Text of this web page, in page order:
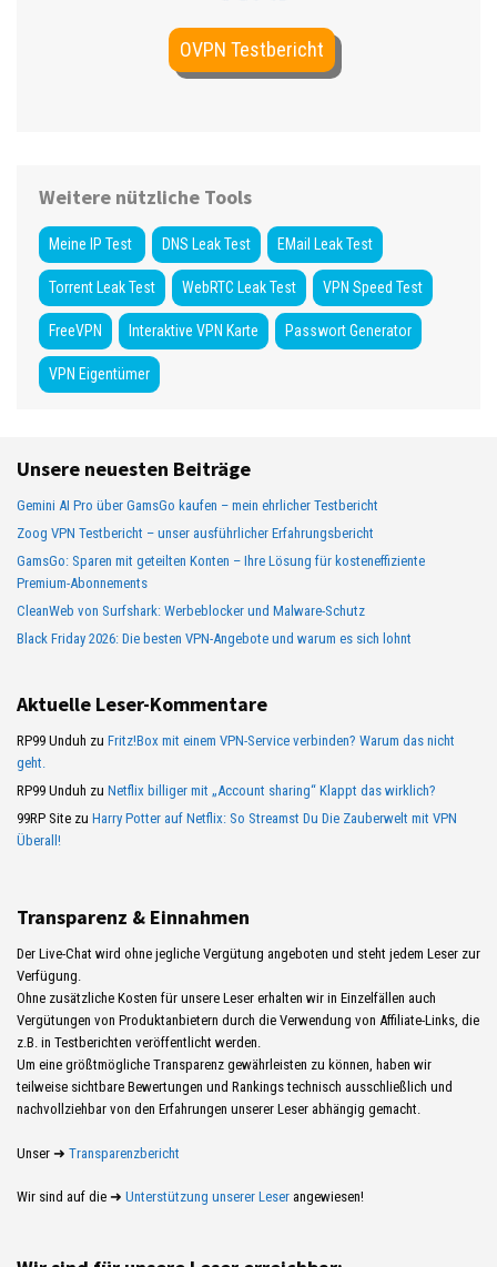
OVPN Testbericht
Weitere nützliche Tools
Meine IP Test DNS Leak Test EMail Leak Test
Torrent Leak Test WebRTC Leak Test VPN Speed Test
FreeVPN Interaktive VPN Karte Passwort Generator
VPN Eigentümer
Unsere neuesten Beiträge
Gemini AI Pro über GamsGo kaufen – mein ehrlicher Testbericht
Zoog VPN Testbericht – unser ausführlicher Erfahrungsbericht
GamsGo: Sparen mit geteilten Konten – Ihre Lösung für kosteneffiziente
Premium-Abonnements
CleanWeb von Surfshark: Werbeblocker und Malware-Schutz
Black Friday 2026: Die besten VPN-Angebote und warum es sich lohnt
Aktuelle Leser-Kommentare
RP99 Unduh zu Fritz!Box mit einem VPN-Service verbinden? Warum das nicht
geht.
RP99 Unduh zu Netflix billiger mit „Account sharing“ Klappt das wirklich?
99RP Site zu Harry Potter auf Netflix: So Streamst Du Die Zauberwelt mit VPN
Überall!
Transparenz & Einnahmen
Der Live-Chat wird ohne jegliche Vergütung angeboten und steht jedem Leser zur
Verfügung.
Ohne zusätzliche Kosten für unsere Leser erhalten wir in Einzelfällen auch
Vergütungen von Produktanbietern durch die Verwendung von Affiliate-Links, die
z.B. in Testberichten veröffentlicht werden.
Um eine größtmögliche Transparenz gewährleisten zu können, haben wir
teilweise sichtbare Bewertungen und Rankings technisch ausschließlich und
nachvollziehbar von den Erfahrungen unserer Leser abhängig gemacht.
Unser ➜ Transparenzbericht
Wir sind auf die ➜ Unterstützung unserer Leser angewiesen!